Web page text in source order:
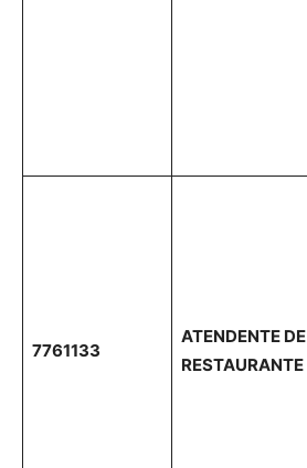
7761133
ATENDENTE DE
RESTAURANTE